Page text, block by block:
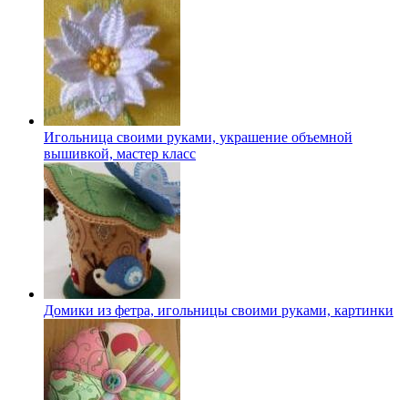
Игольница своими руками, украшение объемной
вышивкой, мастер класс
Домики из фетра, игольницы своими руками, картинки